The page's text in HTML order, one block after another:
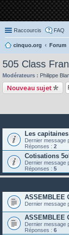
Raccourcis FAQ
cinquo.org Forum
505 Class
Modérateurs : Philippe
Nouveau sujet
Les
Dernier message
Réponses : 2
Cotisations
Dernier message
Réponses : 5
ASSEMBLEE
Dernier message
ASSEMBLEE
Dernier message
Réponses : 6